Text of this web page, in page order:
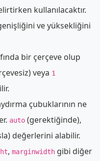
kullanılacaktır.
ve yüksekliğini
bir çerçeve olup
veya 1
çubuklarının ne
auto (gerektiğinde),
değerlerini alabilir.
, marginwidth gibi diğer